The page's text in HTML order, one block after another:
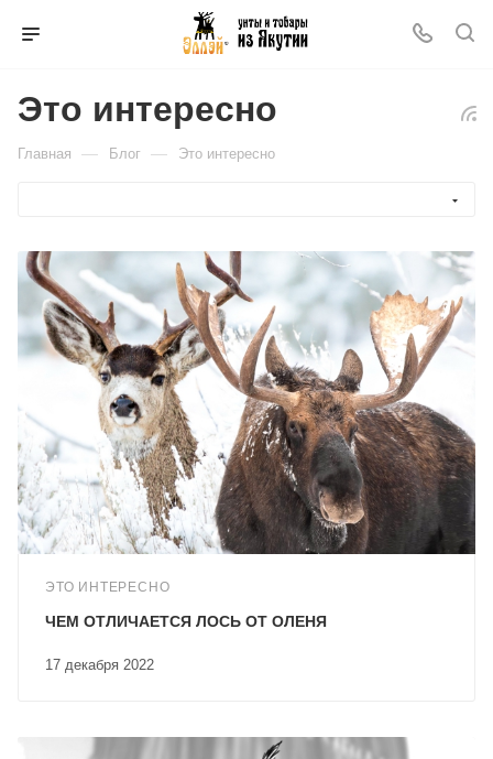
Это интересно
Главная — Блог — Это интересно
ЭТО ИНТЕРЕСНО
17 декабря 2022
ЧЕМ ОТЛИЧАЕТСЯ ЛОСЬ ОТ ОЛЕНЯ